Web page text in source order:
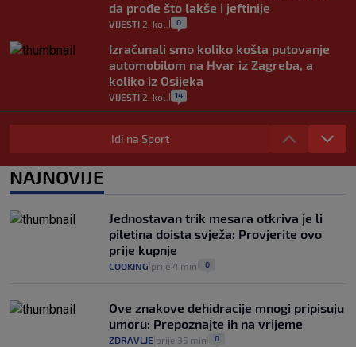
da prođe što lakše i jeftinije
VIJESTI 2. kol. 0
Izračunali smo koliko košta putovanje
automobilom na Hvar iz Zagreba, a
koliko iz Osijeka
VIJESTI 2. kol. 14
"Kći je otišla na more, a zaboravila
zdravstvenu iskaznicu". Kakva su prava
pacijenata izvan mjesta prebivališta?
1
junaci naših priča budu oni koji pomažu,
a ne oni koji su pobijedili nekoga"
VIJESTI 2
Idi na Sport
NAJNOVIJE
Jednostavan trik mesara otkriva je li
piletina doista svježa: Provjerite ovo
prije kupnje
COOKING prije 4 min 0
Ove znakove dehidracije mnogi pripisuju
umoru: Prepoznajte ih na vrijeme
ZDRAVLJE prije 35 min 0